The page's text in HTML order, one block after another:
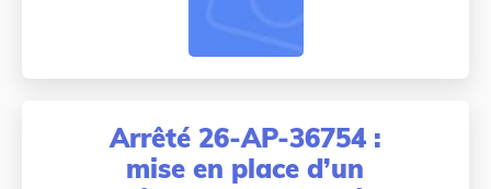
Arrêté 26-AP-36754 :
mise en place d’un